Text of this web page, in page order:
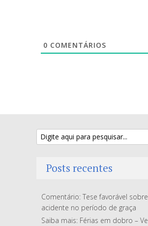
0 COMENTÁRIOS
Posts recentes
Comentário: Tese favorável
acidente no período de graça
Saiba mais: Férias em dobro –